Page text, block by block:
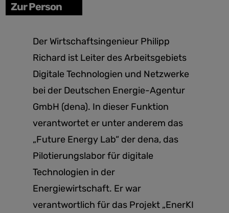
Zur Person
Der Wirtschaftsingenieur Philipp
Richard ist Leiter des Arbeitsgebiets
Digitale Technologien und Netzwerke
bei der Deutschen Energie-Agentur
GmbH (dena). In dieser Funktion
verantwortet er unter anderem das
„Future Energy Lab“ der dena, das
Pilotierungslabor für digitale
Technologien in der
Energiewirtschaft. Er war
verantwortlich für das Projekt „EnerKI